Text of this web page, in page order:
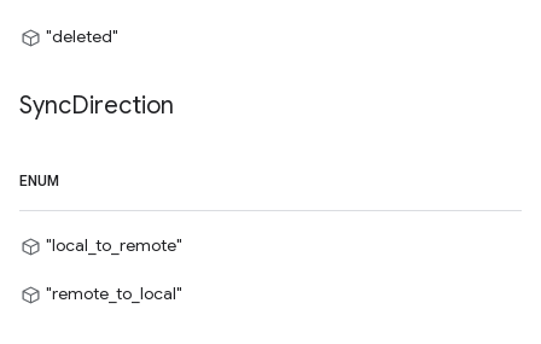
"deleted"
SyncDirection
ENUM
"local_to_remote"
"remote_to_local"